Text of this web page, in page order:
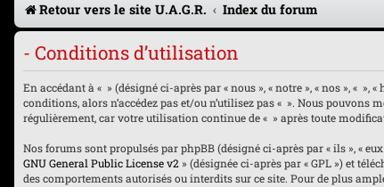
Retour vers le site U.A.G.R.
Index du forum
- Conditions d’utilisation
En accédant à « » (désigné ci-après par « nous », « notre », « nos », «
conditions, alors n’accédez pas et/ou n’utilisez pas « ». Nous
régulièrement, car votre utilisation continue de « » après toute
Nos forums sont propulsés par phpBB (désigné ci-après par « ils », «
GNU General Public License v2 » (désignée ci-après par « GPL ») et
des comportements autorisés ou interdits sur ce site. Pour de plus